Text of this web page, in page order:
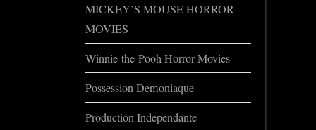
MICKEY’S MOUSE HORROR
MOVIES
Winnie-the-Pooh Horror Movies
Possession Demoniaque
Production Independante